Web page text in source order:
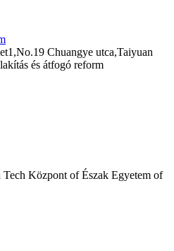
Chuangye utca,Taiyuan
és átfogó reform
Központ of Észak Egyetem of